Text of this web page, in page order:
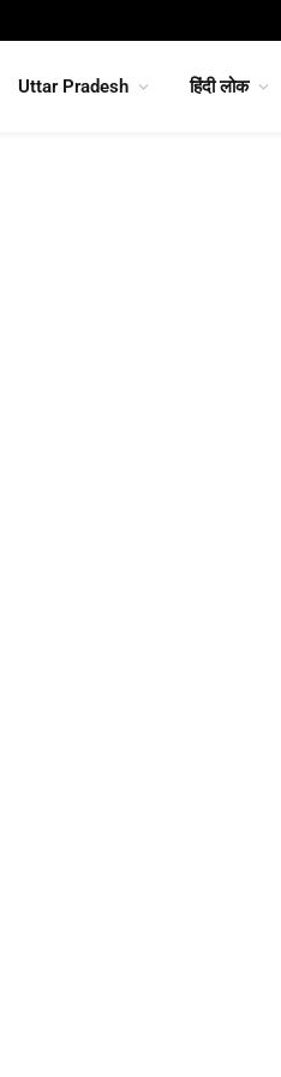
Uttar Pradesh हिंदी लोक